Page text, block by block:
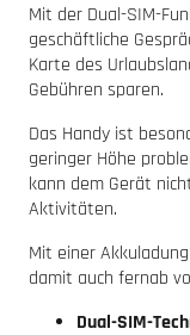
Mit der Dual-SIM-
geschäftliche
Karte des
Gebühren sparen.
Das Handy ist
geringer Höhe
kann dem Gerät
Aktivitäten.
Mit einer
damit auch fernab
Dual-SIM-